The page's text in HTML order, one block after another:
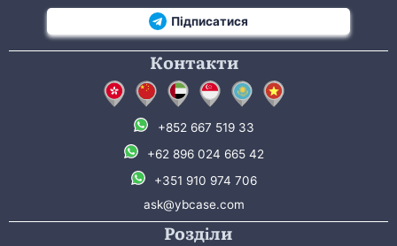
Підписатися
Контакти
+852 667 519 33
+62 896 024 665 42
+351 910 974 706
ask@ybcase.com
Розділи